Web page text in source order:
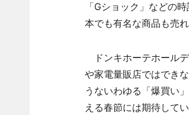
「Gショック」などの
本でも有名な商品も売
ドンキホーテホール
や家電量販店ではでき
うないわゆる「爆買い
える春節には期待してい